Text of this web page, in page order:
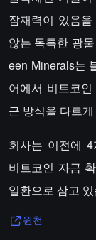
잠재력이 있음
않는 독특한 광
een Minerals는
어에서 비트코
근 방식을 다르
회사는 이전에
비트코인 자금
일환으로 삼고
원천